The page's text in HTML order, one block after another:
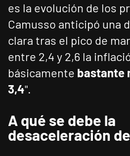
es la evolución de los
Camusso anticipó una
clara tras el pico de
entre 2,4 y 2,6 la
básicamente bastante
3,4".
A qué se debe la
desaceleración